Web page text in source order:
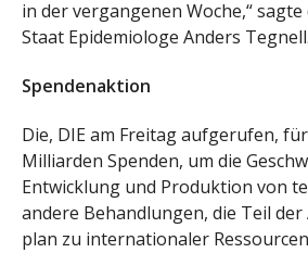
in der vergangenen Woche,“ sagte
Staat Epidemiologe Anders Tegnell.
Spendenaktion
Die, DIE am Freitag aufgerufen,
Milliarden Spenden, um die
Entwicklung und Produktion von
andere Behandlungen, die Teil der
plan zu internationaler